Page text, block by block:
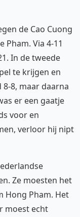
de Cao Cuong
Pham. Via 4-11
In de tweede
te krijgen en
8, maar daarna
er een gaatje
voor en
verloor hij nipt
Ze moesten het
Hong Pham. Het
moest echt